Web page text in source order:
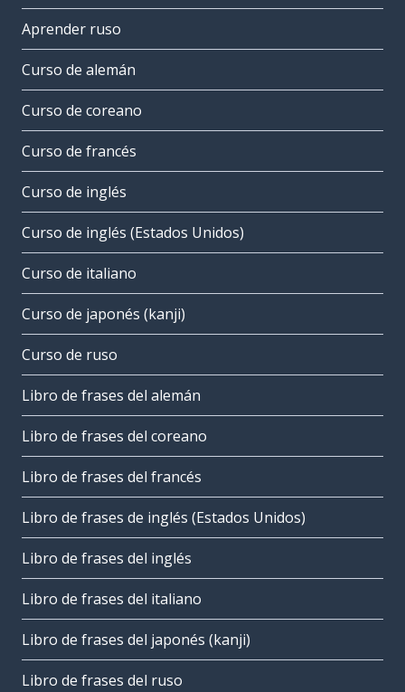
Aprender ruso
Curso de alemán
Curso de coreano
Curso de francés
Curso de inglés
Curso de inglés (Estados Unidos)
Curso de italiano
Curso de japonés (kanji)
Curso de ruso
Libro de frases del alemán
Libro de frases del coreano
Libro de frases del francés
Libro de frases de inglés (Estados Unidos)
Libro de frases del inglés
Libro de frases del italiano
Libro de frases del japonés (kanji)
Libro de frases del ruso